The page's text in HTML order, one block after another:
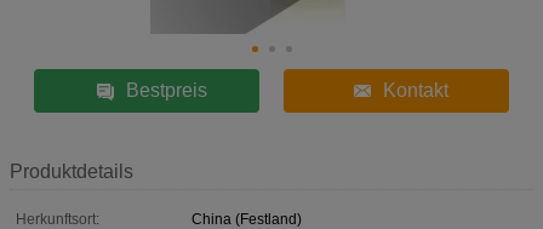
Bestpreis Kontakt
Produktdetails
Herkunftsort:
China (Festland)